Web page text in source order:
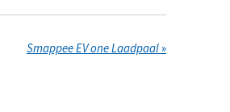
Smappee EV one Laadpaal»